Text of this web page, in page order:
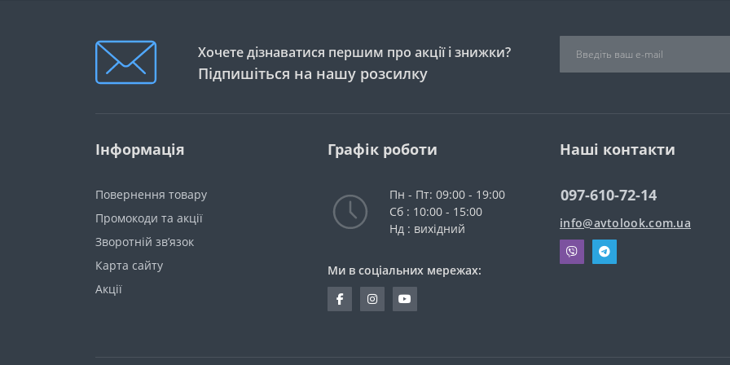
Хочете дізнаватися першим про акції і знижки?
Підпишіться на нашу розсилку
Інформація
Повернення товару
Промокоди та акції
Зворотній зв’язок
Карта сайту
Акції
Графік роботи
Пн - Пт: 09:00 - 19:00
Сб : 10:00 - 15:00
Нд : вихідний
Ми в соціальних мережах:
Наші контакти
097-610-72-14
info@avtolook.com.ua